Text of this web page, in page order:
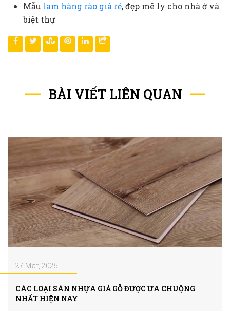
Mẫu lam hàng rào giá rẻ, đẹp mê ly cho nhà ở và
biệt thự
BÀI VIẾT LIÊN QUAN
27 Mar, 2025
CÁC LOẠI SÀN NHỰA GIẢ GỖ ĐƯỢC ƯA CHUỘNG
NHẤT HIỆN NAY